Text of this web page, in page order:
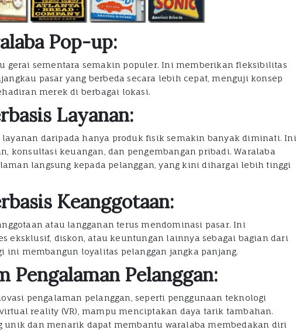
Pop-up:
gerai sementara semakin populer. Ini memberikan fleksibilitas
pasar yang berbeda secara lebih cepat, menguji konsep
merek di berbagai lokasi.
Layanan:
layanan daripada hanya produk fisik semakin banyak diminati. Ini
konsultasi keuangan, dan pengembangan pribadi. Waralaba
langsung kepada pelanggan, yang kini dihargai lebih tinggi
Keanggotaan:
atau langganan terus mendominasi pasar. Ini
eksklusif, diskon, atau keuntungan lainnya sebagai bagian dari
ini membangun loyalitas pelanggan jangka panjang.
Pengalaman Pelanggan:
pengalaman pelanggan, seperti penggunaan teknologi
reality (VR), mampu menciptakan daya tarik tambahan.
unik dan menarik dapat membantu waralaba membedakan diri